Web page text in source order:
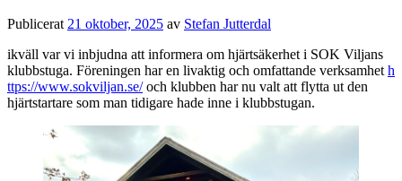
Publicerat 21 oktober, 2025 av Stefan Jutterdal
ikväll var vi inbjudna att informera om hjärtsäkerhet i SOK Viljans
klubbstuga. Föreningen har en livaktig och omfattande verksamhet h
ttps://www.sokviljan.se/och klubben har nu valt att flytta ut den
hjärtstartare som man tidigare hade inne i klubbstugan.